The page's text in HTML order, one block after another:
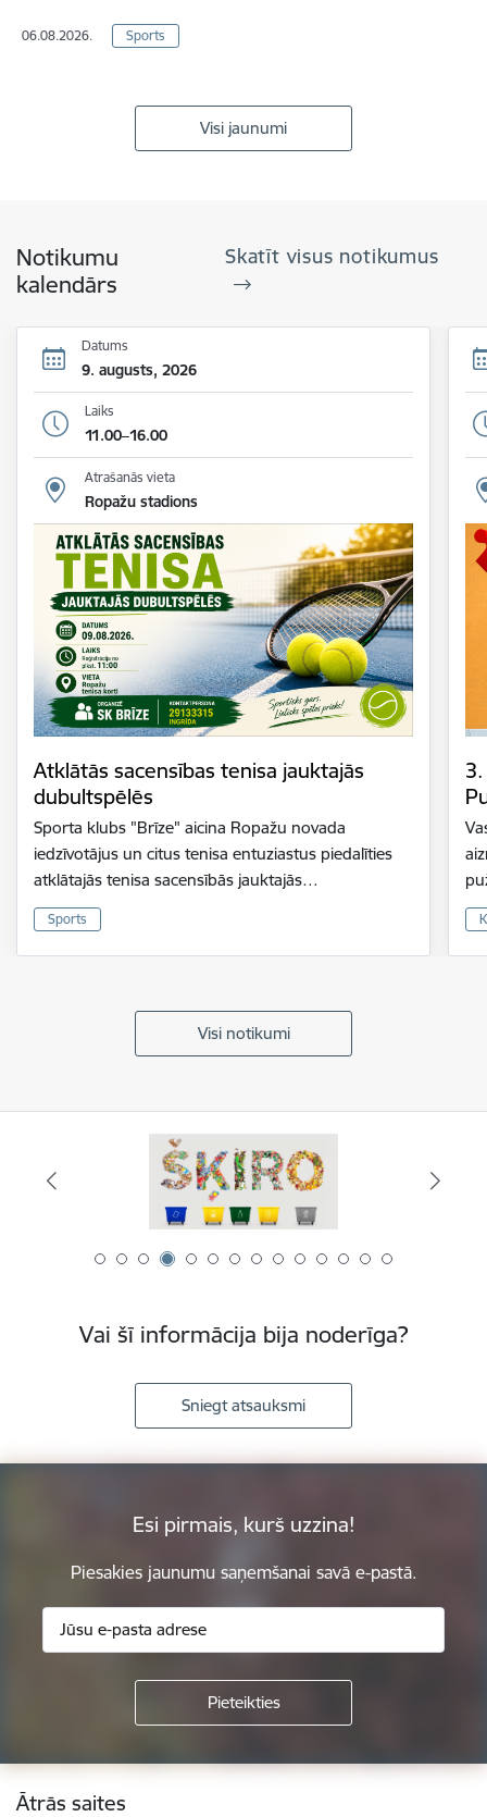
06.08.2026. Sports
Visi jaunumi
Notikumu
kalendārs
Skatīt visus notikumus
Datums
9. augusts, 2026
Laiks
11.00–16.00
Atrašanās vieta
Ropažu stadions
Atklātās sacensības tenisa jauktajās
dubultspēlēs
Sporta klubs "Brīze" aicina Ropažu novada
iedzīvotājus un citus tenisa entuziastus piedalīties
atklātajās tenisa sacensībās jauktajās…
Sports
Visi notikumi
Vai šī informācija bija noderīga?
Sniegt atsauksmi
Esi pirmais, kurš uzzina!
Piesakies jaunumu saņemšanai savā e-pastā.
Kājene
Ātrās saites